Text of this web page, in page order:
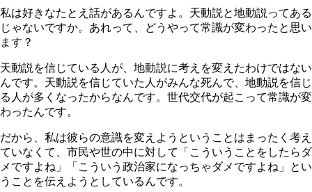
私は好きなたとえ話があるんですよ。天動説と地動説ってある
じゃないですか。あれって、どうやって常識が変わったと思い
ます？
天動説を信じている人が、地動説に考えを変えたわけではない
んです。天動説を信じていた人がみんな死んで、地動説を信じ
る人が多くなったからなんです。世代交代が起こって常識が変
わったんです。
だから、私は彼らの意識を変えようということはまったく考え
ていなくて、市民や世の中に対して「こういうことをしたらダ
メですよね」「こういう政治家になっちゃダメですよね」とい
うことを伝えようとしているんです。